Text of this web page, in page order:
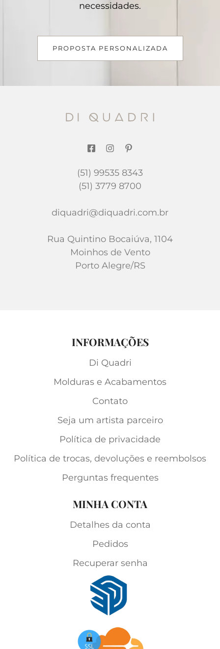
necessidades.
PROPOSTA PERSONALIZADA
(51) 99535 8343
(51) 3779 8700
diquadri@diquadri.com.br
Rua Quintino Bocaiúva, 1104
Moinhos de Vento
Porto Alegre/RS
INFORMAÇÕES
Di Quadri
Molduras e Acabamentos
Contato
Seja um artista parceiro
Política de privacidade
Política de trocas, devoluções e reembolsos
Perguntas frequentes
MINHA CONTA
Detalhes da conta
Pedidos
Recuperar senha